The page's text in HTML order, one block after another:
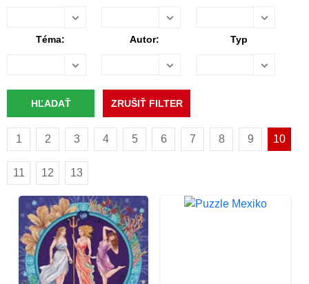
Téma: Autor: Typ
1 2 3 4 5 6 7 8 9 10
11 12 13